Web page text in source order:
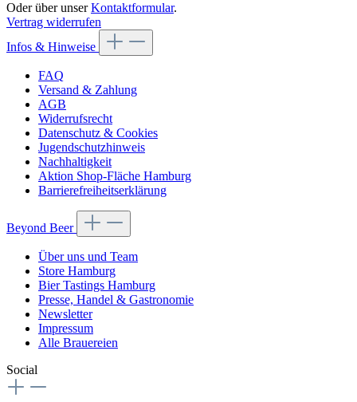
Oder über unserKontaktformular.
Vertrag widerrufen
Infos & Hinweise
FAQ
Versand & Zahlung
AGB
Widerrufsrecht
Datenschutz & Cookies
Jugendschutzhinweis
Nachhaltigkeit
Aktion Shop-Fläche Hamburg
Barrierefreiheitserklärung
Beyond Beer
Über uns und Team
Store Hamburg
Bier Tastings Hamburg
Presse, Handel & Gastronomie
Newsletter
Impressum
Alle Brauereien
Social